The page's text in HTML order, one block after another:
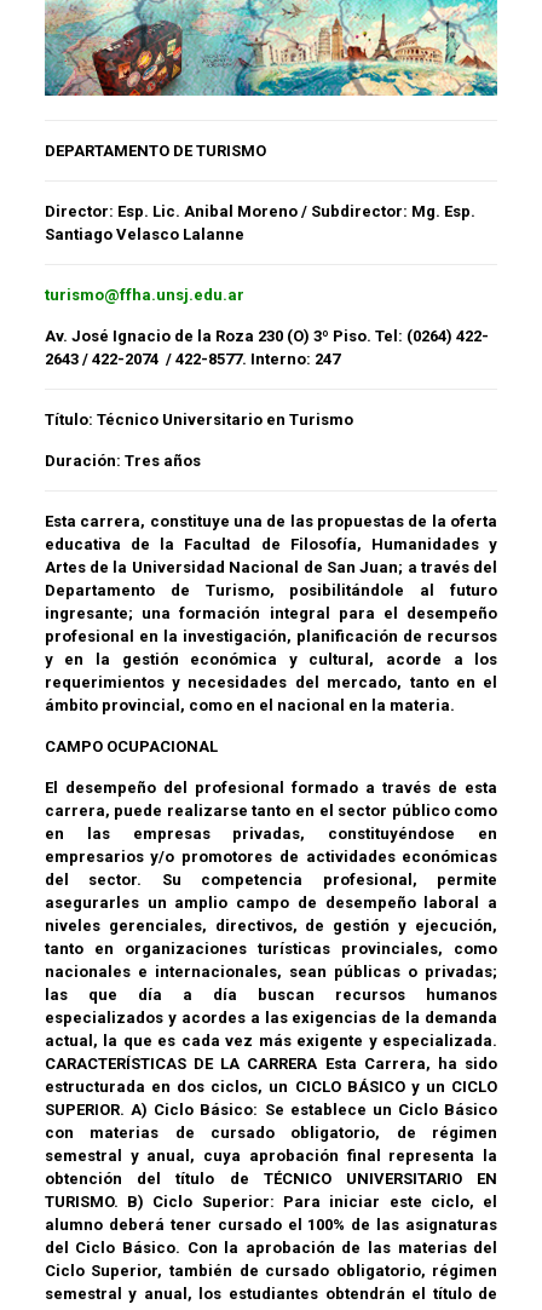
DEPARTAMENTO DE TURISMO
Director: Esp. Lic. Anibal Moreno / Subdirector: Mg. Esp.
Santiago Velasco Lalanne
turismo@ffha.unsj.edu.ar
Av. José Ignacio de la Roza 230 (O) 3º Piso. Tel: (0264) 422-
2643 / 422-2074 / 422-8577. Interno: 247
Título: Técnico Universitario en Turismo
Duración: Tres años
Esta carrera, constituye una de las propuestas de la oferta
educativa de la Facultad de Filosofía, Humanidades y
Artes de la Universidad Nacional de San Juan; a través del
Departamento de Turismo, posibilitándole al futuro
ingresante; una formación integral para el desempeño
profesional en la investigación, planificación de recursos
y en la gestión económica y cultural, acorde a los
requerimientos y necesidades del mercado, tanto en el
ámbito provincial, como en el nacional en la materia.
CAMPO OCUPACIONAL
El desempeño del profesional formado a través de esta
carrera, puede realizarse tanto en el sector público como
en las empresas privadas, constituyéndose en
empresarios y/o promotores de actividades económicas
del sector. Su competencia profesional, permite
asegurarles un amplio campo de desempeño laboral a
niveles gerenciales, directivos, de gestión y ejecución,
tanto en organizaciones turísticas provinciales, como
nacionales e internacionales, sean públicas o privadas;
las que día a día buscan recursos humanos
especializados y acordes a las exigencias de la demanda
actual, la que es cada vez más exigente y especializada.
CARACTERÍSTICAS DE LA CARRERA Esta Carrera, ha sido
estructurada en dos ciclos, un CICLO BÁSICO y un CICLO
SUPERIOR. A) Ciclo Básico: Se establece un Ciclo Básico
con materias de cursado obligatorio, de régimen
semestral y anual, cuya aprobación final representa la
obtención del título de TÉCNICO UNIVERSITARIO EN
TURISMO. B) Ciclo Superior: Para iniciar este ciclo, el
alumno deberá tener cursado el 100% de las asignaturas
del Ciclo Básico. Con la aprobación de las materias del
Ciclo Superior, también de cursado obligatorio, régimen
semestral y anual, los estudiantes obtendrán el título de